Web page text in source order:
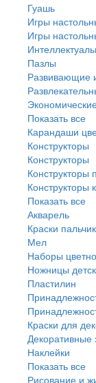
Гуашь
Игры
Игры
Пазлы
Развивающие
Показать все
Карандаши
Конструкторы
Конструкторы
Конструкторы
Конструкторы
Показать все
Акварель
Краски
Мел
Наборы
Ножницы
Пластилин
Краски для
Декоративные
Наклейки
Показать все
Рисование и